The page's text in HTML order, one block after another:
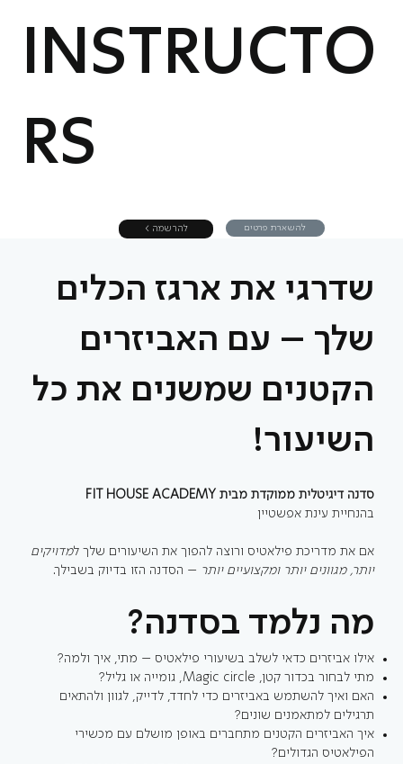
INSTRUCTO
RS
< להרשמה להשארת פרטים
שדרגי את ארגז הכלים
שלך – עם האביזרים
הקטנים שמשנים את כל
השיעור!
סדנה דיגיטלית ממוקדת מבית FIT HOUSE ACADEMY
בהנחיית עינת אפשטיין
אם את מדריכת פילאטיס ורוצה להפוך את השיעורים שלך למדויקים
יותר, מגוונים יותר ומקצועיים יותר – הסדנה הזו בדיוק בשבילך.
מה נלמד בסדנה?
אילו אביזרים כדאי לשלב בשיעורי פילאטיס – מתי, איך ולמה?
מתי לבחור בכדור קטן, Magic circle, גומייה או גליל?
האם ואיך להשתמש באביזרים כדי לחדד, לדייק, לגוון ולהתאים
תרגילים למתאמנים שונים?
איך האביזרים הקטנים מתחברים באופן מושלם עם מכשירי
הפילאטיס הגדולים?